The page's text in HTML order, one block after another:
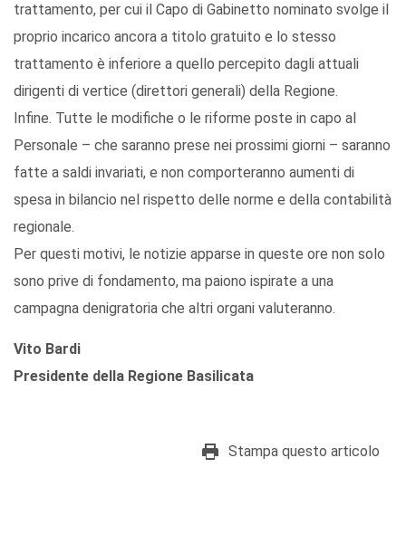
trattamento, per cui il Capo di Gabinetto nominato svolge il
proprio incarico ancora a titolo gratuito e lo stesso
trattamento è inferiore a quello percepito dagli attuali
dirigenti di vertice (direttori generali) della Regione.
Infine. Tutte le modifiche o le riforme poste in capo al
Personale – che saranno prese nei prossimi giorni – saranno
fatte a saldi invariati, e non comporteranno aumenti di
spesa in bilancio nel rispetto delle norme e della contabilità
regionale.
Per questi motivi, le notizie apparse in queste ore non solo
sono prive di fondamento, ma paiono ispirate a una
campagna denigratoria che altri organi valuteranno.
Vito Bardi
Presidente della Regione Basilicata
Stampa questo articolo